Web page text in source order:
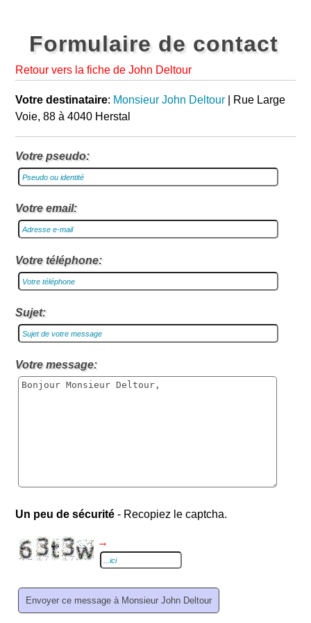
Formulaire de contact
Retour vers la fiche de John Deltour
Votre destinataire: Monsieur John Deltour | Rue Large
Voie, 88 à 4040 Herstal
Votre pseudo:
Votre email:
Votre téléphone:
Sujet:
Votre message:
Un peu de sécurité - Recopiez le captcha.
→